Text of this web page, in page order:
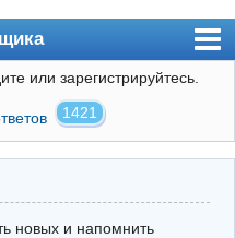
или зарегистрируйтесь.
1421
новых и напомнить